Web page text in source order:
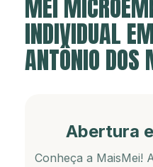
MEI
INDIVIDUAL
ANTÔNIO
Abertura
Conheça a MaisMei!